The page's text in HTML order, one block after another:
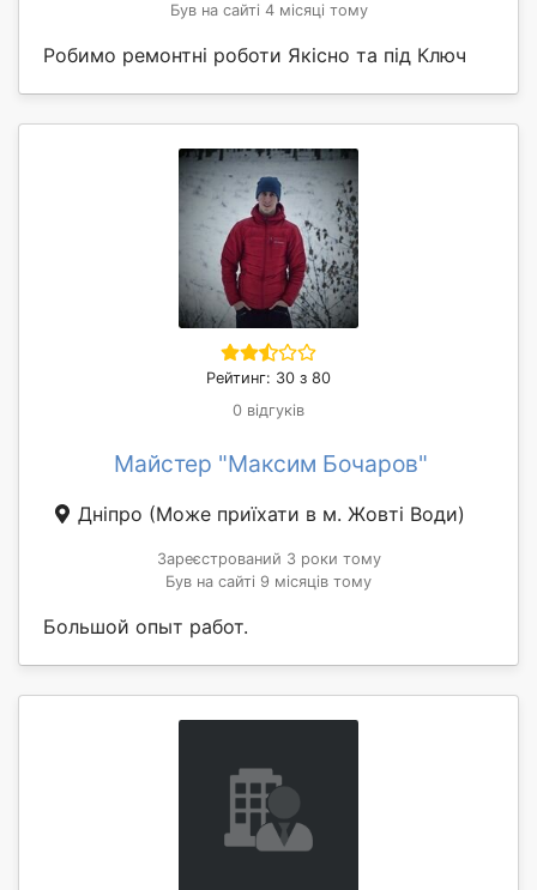
Був на сайті 4 місяці тому
Робимо ремонтні роботи Якісно та під Ключ
Рейтинг: 30 з 80
0 відгуків
Майстер "Максим Бочаров"
Дніпро (Може приїхати в м. Жовті Води)
Зареєстрований 3 роки тому
Був на сайті 9 місяців тому
Большой опыт работ.